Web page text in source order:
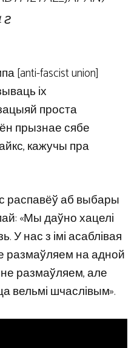
[anti-fascist union]
іх
проста
прызнае сябе
кажучы пра
распавёў аб выбары
«Мы даўно хацелі
У нас з імі асаблівая
размаўляем на адной
размаўляем, але
вельмі шчаслівым».